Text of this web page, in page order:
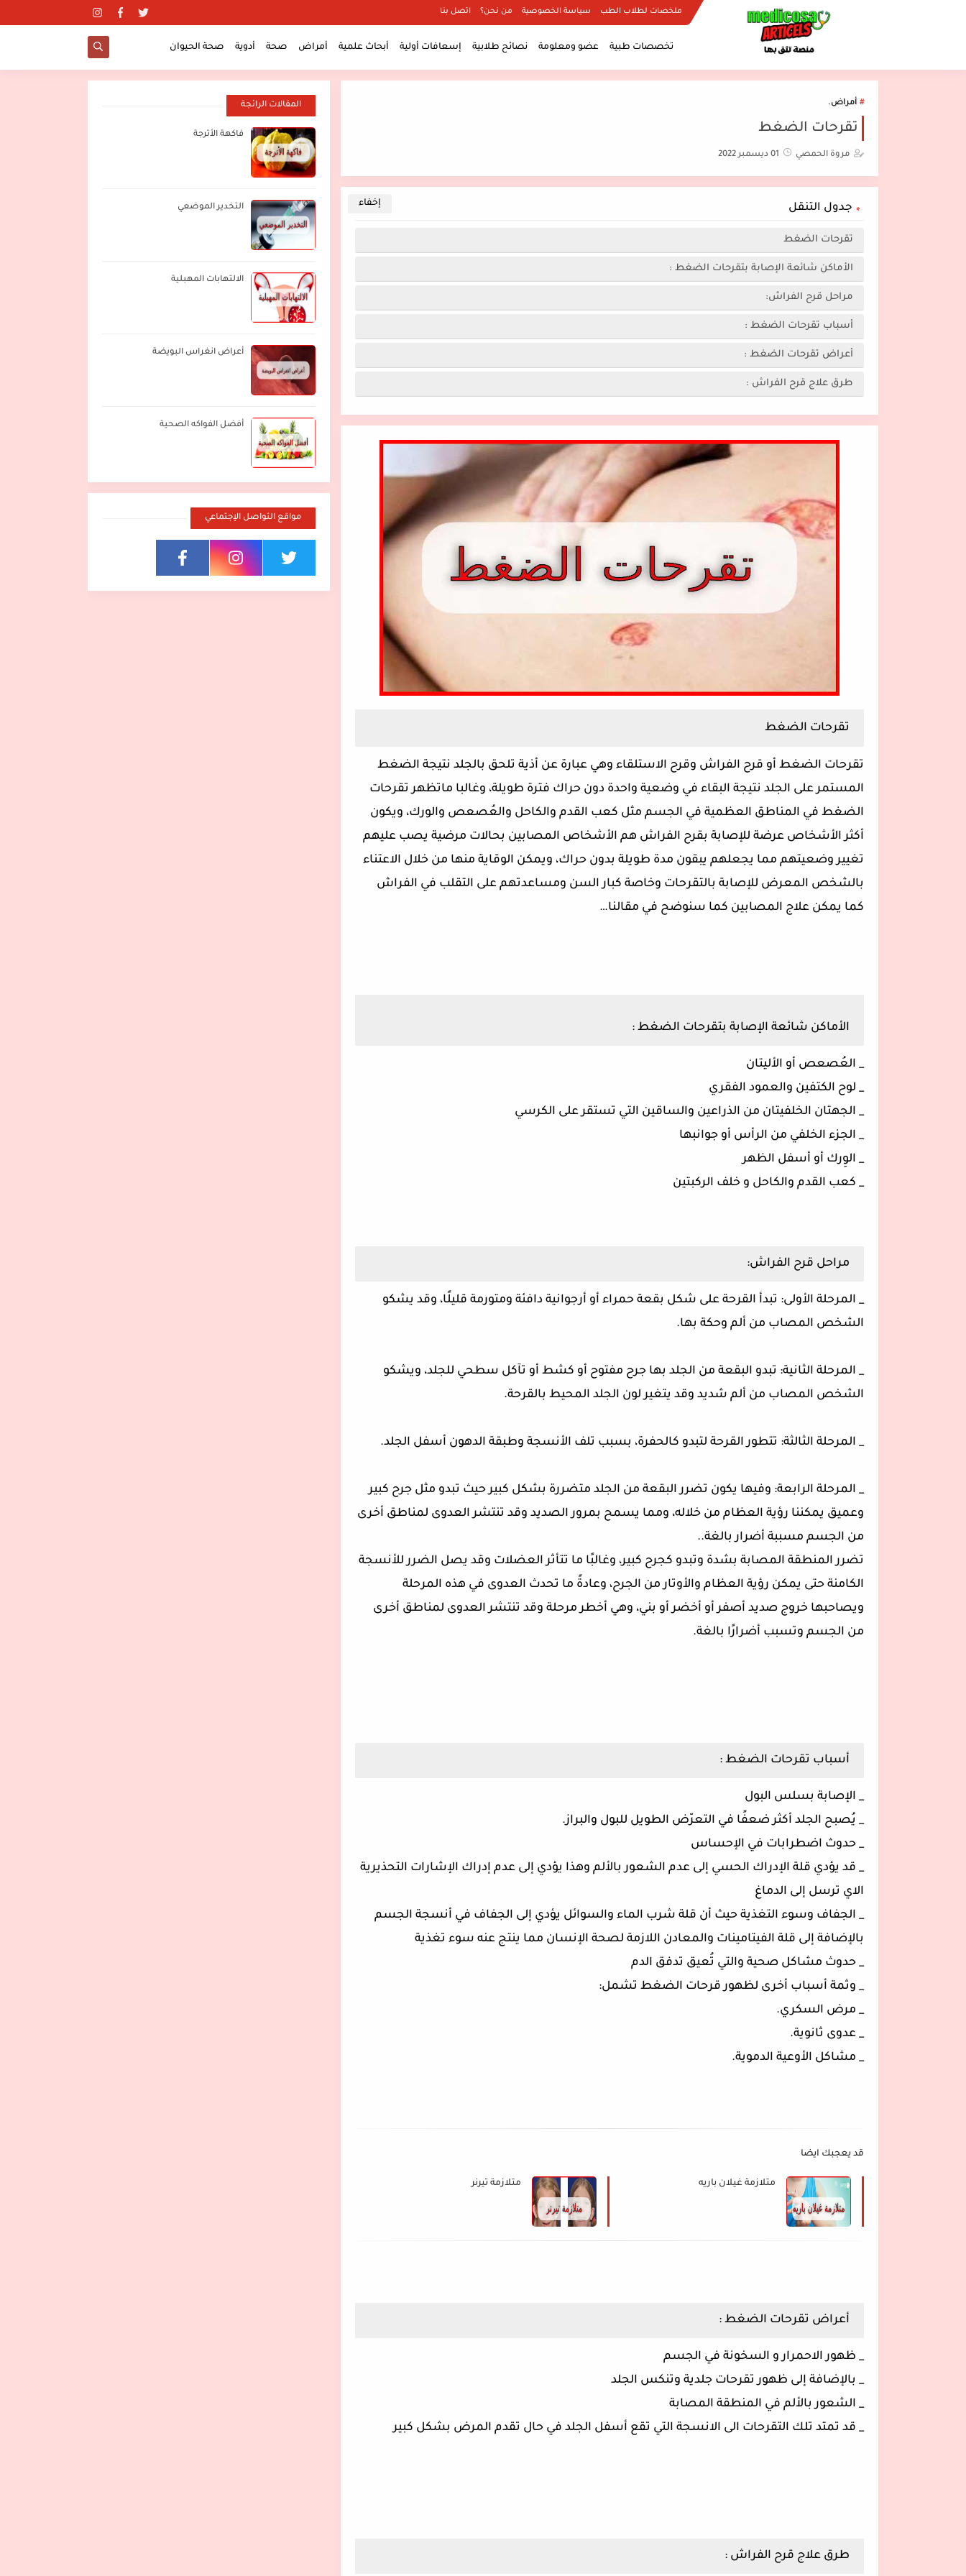
ملخصات لطلاب الطب سياسة الخصوصية من نحن؟ اتصل بنا
تخصصات طبية عضو ومعلومة نصائح طلابية إسعافات أولية أبحاث علمية أمراض صحة أدوية صحة الحيوان
أمراض.
تقرحات الضغط
مروة الحمصي 01 ديسمبر 2022
جدول التنقل
تقرحات الضغط
الأماكن شائعة الإصابة بتقرحات الضغط :
مراحل قرح الفراش:
أسباب تقرحات الضغط :
أعراض تقرحات الضغط :
طرق علاج قرح الفراش :
تقرحات الضغط
تقرحات الضغط أو قرح الفراش وقرح الاستلقاء وهي عبارة عن أذية تلحق بالجلد نتيجة الضغط
المستمر على الجلد نتيجة البقاء في وضعية واحدة دون حراك فترة طويلة، وغالبا ماتظهر تقرحات
الضغط في المناطق العظمية في الجسم مثل كعب القدم والكاحل والعُصعص والورك، ويكون
أكثر الأشخاص عرضة للإصابة بقرح الفراش هم الأشخاص المصابين بحالات مرضية يصب عليهم
تغيير وضعيتهم مما يجعلهم يبقون مدة طويلة بدون حراك، ويمكن الوقاية منها من خلال الاعتناء
بالشخص المعرض للإصابة بالتقرحات وخاصة كبار السن ومساعدتهم على التقلب في الفراش
كما يمكن علاج المصابين كما سنوضح في مقالنا…
الأماكن شائعة الإصابة بتقرحات الضغط :
_ العُصعص أو الأليتان
_ لوح الكتفين والعمود الفقري
_ الجهتان الخلفيتان من الذراعين والساقين التي تستقر على الكرسي
_ الجزء الخلفي من الرأس أو جوانبها
_ الوِرك أو أسفل الظهر
_ كعب القدم والكاحل و خلف الركبتين
مراحل قرح الفراش:
_ المرحلة الأولى: تبدأ القرحة على شكل بقعة حمراء أو أرجوانية دافئة ومتورمة قليلًا، وقد يشكو
الشخص المصاب من ألم وحكة بها.
_ المرحلة الثانية: تبدو البقعة من الجلد بها جرح مفتوح أو كشط أو تآكل سطحي للجلد، ويشكو
الشخص المصاب من ألم شديد وقد يتغير لون الجلد المحيط بالقرحة.
_ المرحلة الثالثة: تتطور القرحة لتبدو كالحفرة، بسبب تلف الأنسجة وطبقة الدهون أسفل الجلد.
_ المرحلة الرابعة: وفيها يكون تضرر البقعة من الجلد متضررة بشكل كبير حيث تبدو مثل جرح كبير
وعميق يمكننا رؤية العظام من خلاله، ومما يسمح بمرور الصديد وقد تنتشر العدوى لمناطق أخرى
من الجسم مسببة أضرار بالغة..
تضرر المنطقة المصابة بشدة وتبدو كجرح كبير، وغالبًا ما تتأثر العضلات وقد يصل الضرر للأنسجة
الكامنة حتى يمكن رؤية العظام والأوتار من الجرح، وعادةً ما تحدث العدوى في هذه المرحلة
ويصاحبها خروج صديد أصفر أو أخضر أو بني، وهي أخطر مرحلة وقد تنتشر العدوى لمناطق أخرى
من الجسم وتسبب أضرارًا بالغة.
أسباب تقرحات الضغط :
_ الإصابة بسلس البول
_ يُصبح الجلد أكثر ضعفًا في التعرّض الطويل للبول والبراز.
_ حدوث اضطرابات في الإحساس
_ قد يؤدي قلة الإدراك الحسي إلى عدم الشعور بالألم وهذا يؤدي إلى عدم إدراك الإشارات التحذيرية
الاي ترسل إلى الدماغ
_ الجفاف وسوء التغذية حيث أن قلة شرب الماء والسوائل يؤدي إلى الجفاف في أنسجة الجسم
بالإضافة إلى قلة الفيتامينات والمعادن اللازمة لصحة الإنسان مما ينتج عنه سوء تغذية
_ حدوث مشاكل صحية والتي تُعيق تدفق الدم
_ وثمة أسباب أخرى لظهور قرحات الضغط تشمل:
_ مرض السكري.
_ عدوى ثانوية.
_ مشاكل الأوعية الدموية.
قد يعجبك ايضا
متلازمة غيلان باريه متلازمة تيرنر
أعراض تقرحات الضغط :
_ ظهور الاحمرار و السخونة في الجسم
_ بالإضافة إلى ظهور تقرحات جلدية وتنكس الجلد
_ الشعور بالألم في المنطقة المصابة
_ قد تمتد تلك التقرحات الى الانسجة التي تقع أسفل الجلد في حال تقدم المرض بشكل كبير
طرق علاج قرح الفراش :
المقالات الرائجة
فاكهة الأترجة
التخدير الموضعي
الالتهابات المهبلية
أعراض انغراس البويضة
أفضل الفواكه الصحية
مواقع التواصل الإجتماعي